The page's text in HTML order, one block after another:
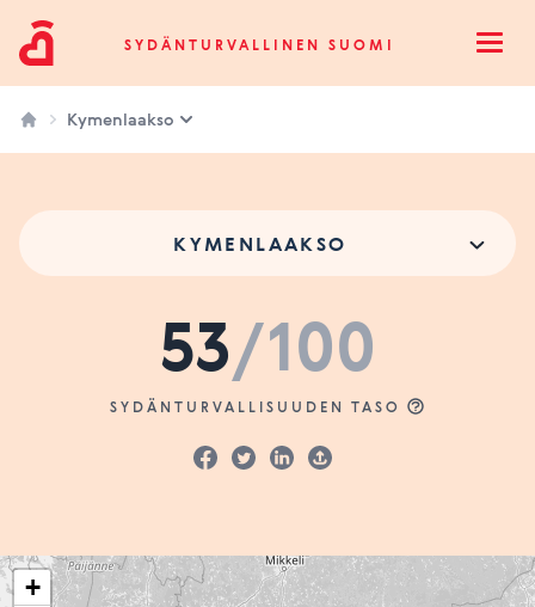
Sydänturvallinen SuomiSYDÄNTURVALLINEN SUOMI
Kymenlaakso
KYMENLAAKSO
53/100
SYDÄNTURVALLISUUDEN TASO
+